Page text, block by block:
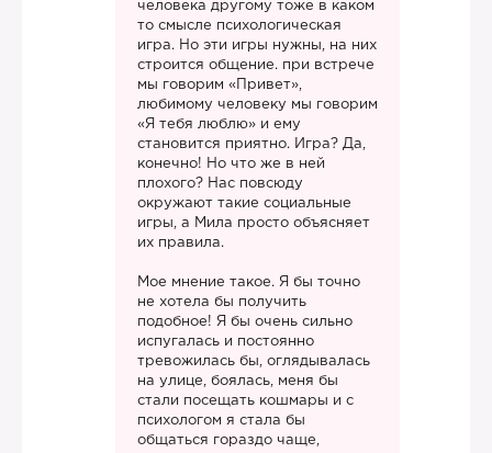
человека другому тоже в каком
то смысле психологическая
игра. Но эти игры нужны, на них
строится общение. при встрече
мы говорим «Привет»,
любимому человеку мы говорим
«Я тебя люблю» и ему
становится приятно. Игра? Да,
конечно! Но что же в ней
плохого? Нас повсюду
окружают такие социальные
игры, а Мила просто объясняет
их правила.
Мое мнение такое. Я бы точно
не хотела бы получить
подобное! Я бы очень сильно
испугалась и постоянно
тревожилась бы, оглядывалась
на улице, боялась, меня бы
стали посещать кошмары и с
психологом я стала бы
общаться гораздо чаще,